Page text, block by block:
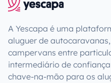
A Yescapa é uma
aluguer de
campervans entre
intermediário de
chave-na-mão para os